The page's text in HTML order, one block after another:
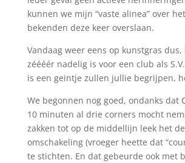
kunnen we mijn “vaste alinea” over
bekenden deze keer overslaan.
Vandaag weer eens op kunstgras dus,
zéééér nadelig is voor een club als
is een geintje zullen jullie begrijpen,
We begonnen nog goed, ondanks dat
10 minuten al drie corners mocht
zakken tot op de middellijn leek het
omschakeling (vroeger heette dat
te stichten. En dat gebeurde ook met